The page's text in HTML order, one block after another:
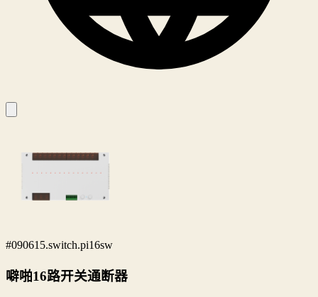
#090615.switch.pi16sw
噼啪16路开关通断器